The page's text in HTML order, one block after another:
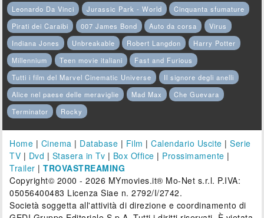
Leonardo Da Vinci
Jurassic Park - World
Cinquanta sfumature
Pirati dei Caraibi
007 James Bond Auto da corsa
Virus
Indiana Jones
Unbreakable Robert Langdon
Harry Potter
Millennium
Teen movie italiani
Fast and Furious
Tutti i film del Marvel Cinematic Universe
Il signore degli anelli
Alice nel paese delle meraviglie
Mad Max
Che Guevara
Terminator
Rocky
Home | Cinema | Database | Film |Calendario Uscite |Serie
TV | Dvd | Stasera in Tv | Box Office | Prossimamente |
Trailer |TROVASTREAMING
Copyright© 2000 - 2026 MYmovies.it® Mo-Net s.r.l. P.IVA:
05056400483 Licenza Siae n. 2792/I/2742.
Società soggetta all'attività di direzione e coordinamento di